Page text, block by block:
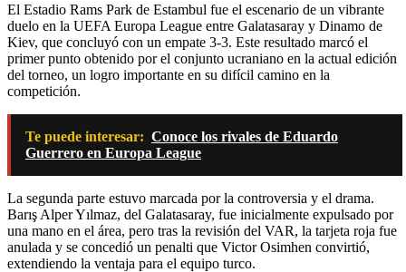
El Estadio Rams Park de Estambul fue el escenario de un vibrante
duelo en la UEFA Europa League entre Galatasaray y Dinamo de
Kiev, que concluyó con un empate 3-3. Este resultado marcó el
primer punto obtenido por el conjunto ucraniano en la actual edición
del torneo, un logro importante en su difícil camino en la
competición.
Te puede interesar: Conoce los rivales de Eduardo
Guerrero en Europa League
La segunda parte estuvo marcada por la controversia y el drama.
Barış Alper Yılmaz, del Galatasaray, fue inicialmente expulsado por
una mano en el área, pero tras la revisión del VAR, la tarjeta roja fue
anulada y se concedió un penalti que Victor Osimhen convirtió,
extendiendo la ventaja para el equipo turco.